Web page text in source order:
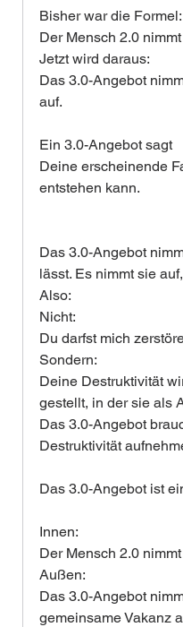
Bisher war die Formel:
Der Mensch 2.0
Jetzt wird daraus:
Das 3.0-Angebot
auf.
Ein 3.0-Angebot sagt
Deine erscheinende
entstehen kann.
Das 3.0-Angebot
lässt. Es nimmt sie
Also:
Nicht:
Du darfst mich
Sondern:
Deine Destruktivität
gestellt, in der sie als
Das 3.0-Angebot
Destruktivität
Das 3.0-Angebot ist
Innen:
Der Mensch 2.0
Außen:
Das 3.0-Angebot
gemeinsame Vakanz